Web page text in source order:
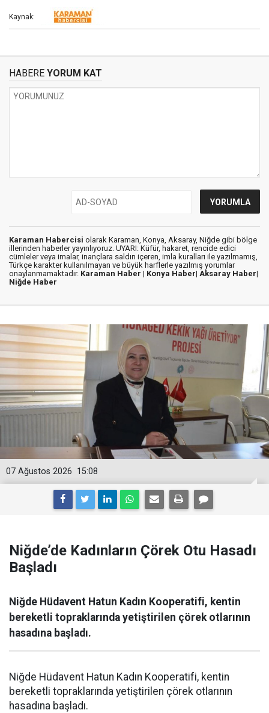
Kaynak:
HABERE YORUM KAT
Karaman Habercisi olarak Karaman, Konya, Aksaray, Niğde gibi bölge
illerinden haberler yayınlıyoruz. UYARI: Küfür, hakaret, rencide edici
cümleler veya imalar, inançlara saldırı içeren, imla kuralları ile yazılmamış,
Türkçe karakter kullanılmayan ve büyük harflerle yazılmış yorumlar
onaylanmamaktadır. Karaman Haber | Konya Haber| Aksaray Haber|
Niğde Haber
15:08
07 Ağustos 2026
Niğde’de Kadınların Çörek Otu Hasadı
Başladı
Niğde Hüdavent Hatun Kadın Kooperatifi, kentin
bereketli topraklarında yetiştirilen çörek otlarının
hasadına başladı.
Niğde Hüdavent Hatun Kadın Kooperatifi, kentin
bereketli topraklarında yetiştirilen çörek otlarının
hasadına başladı.